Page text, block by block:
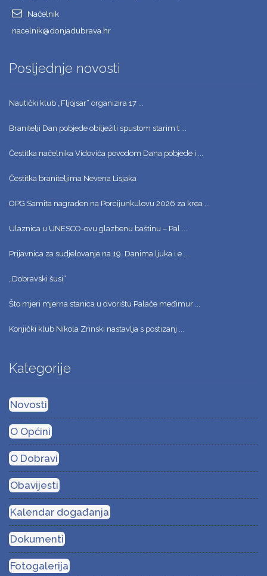
Načelnik
nacelnik@donjadubrava.hr
Posljednje novosti
Nautički klub „Fljojsar“ organizira 17 ...
Branitelji Dan pobjede obilježili spustom starim t ...
Čestitka načelnika Vidovića povodom Dana pobjede i ...
Čestitka braniteljima Nevena Lisjaka
OPG Samita nagrađen na Porcijunkulovu 2026 za krea ...
Ulaznica u UNESCO-ovu glazbenu baštinu – Pal ...
Prijavnica za sudjelovanje na 19. Danima ljuka i e ...
„Dobravski šusi“
Što mjeri mjerna stanica u dvorištu Palače međimur ...
Konjički klub Nikola Zrinski nastavlja s postizanj ...
Kategorije
Novosti
O Općini
O Dobravi
Obavijesti
Kalendar događanja
Dokumenti
Fotogalerija